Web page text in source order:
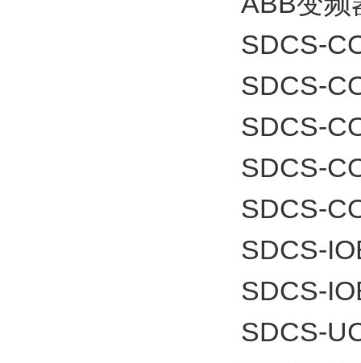
SDCS-
SDCS-
SDCS-
SDCS-
SDCS-
SDCS-
SDCS-
SDCS-